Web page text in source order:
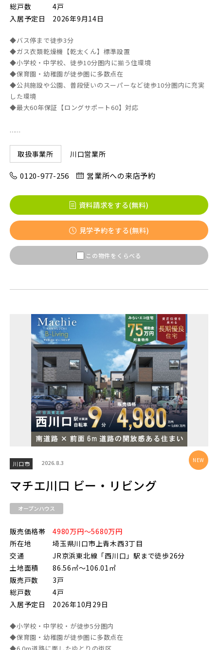
総戸数
4戸
入居予定日
2026年9月14日
◆バス停まで徒歩3分
◆ガス衣類乾燥機【乾太くん】標準設置
◆小学校・中学校、徒歩10分圏内に揃う住環境
◆保育園・幼稚園が徒歩圏に多数点在
◆公共施設や公園、普段使いのスーパーなど徒歩10分圏内に充実
した環境
◆最大60年保証【ロングサポート60】対応
......
取扱事業所 川口営業所
0120-977-256 営業所への来店予約
資料請求をする(無料)
見学予約をする(無料)
この物件をくらべる
川口市 2026.8.3
マチエ川口 ビー・リビング
オープンハウス
販売価格帯
4980万円～5680万円
所在地
埼玉県川口市上青木西3丁目
交通
JR京浜東北線「西川口」駅まで徒歩26分
土地面積
86.56㎡～106.01㎡
販売戸数
3戸
総戸数
4戸
入居予定日
2026年10月29日
◆小学校・中学校・が徒歩5分圏内
◆保育園・幼稚園が徒歩圏に多数点在